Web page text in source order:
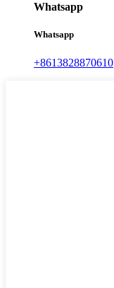
Whatsapp
Whatsapp
+8613828870610